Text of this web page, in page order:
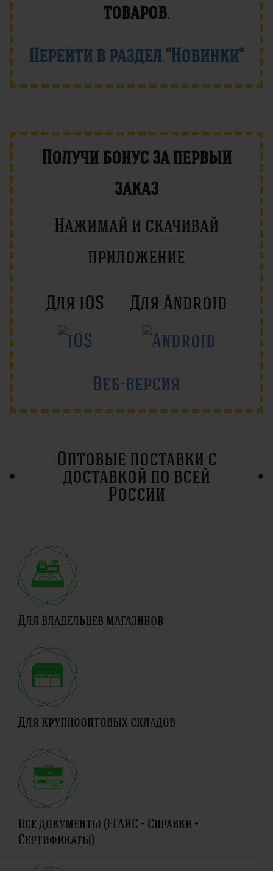
товаров.
Перейти в раздел "Новинки"
Получи бонус за первый
заказ
Нажимай и скачивай
приложение
Для iOS Для Android
Веб-версия
Оптовые поставки с
доставкой по всей
России
Для владельцев магазинов
Для крупнооптовых складов
Все документы (ЕГАИС + Справки +
Сертификаты)